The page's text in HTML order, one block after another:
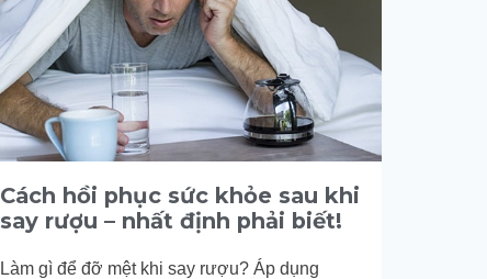
BIA
HIỆU
QUẢ
NHẤT
Cách hồi phục sức khỏe sau khi
say rượu – nhất định phải biết!
Làm gì để đỡ mệt khi say rượu? Áp dụng